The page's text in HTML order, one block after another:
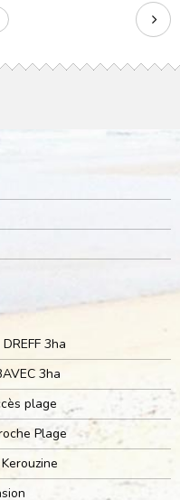
3ha
3ha
plage
Plage